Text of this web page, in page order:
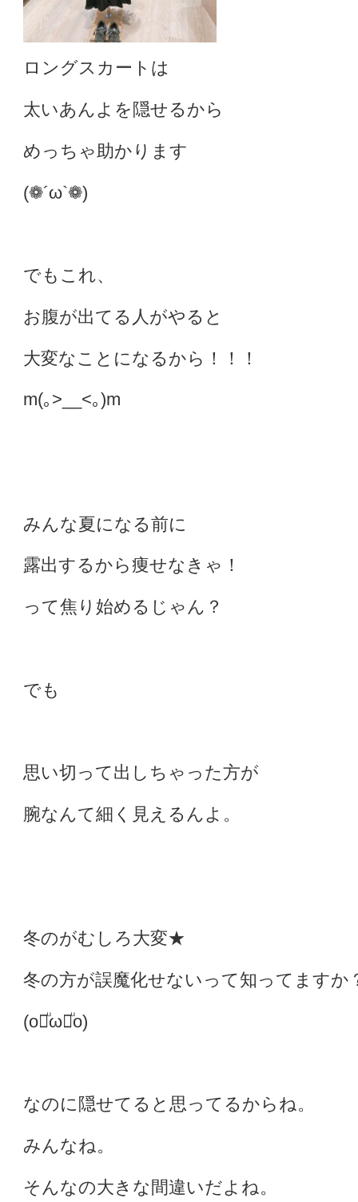
ロングスカートは
太いあんよを隠せるから
めっちゃ助かります
(❁´ω`❁)
でもこれ、
お腹が出てる人がやると
大変なことになるから！！！
m(｡>__<｡)m
みんな夏になる前に
露出するから痩せなきゃ！
って焦り始めるじゃん？
でも
思い切って出しちゃった方が
腕なんて細く見えるんよ。
冬のがむしろ大変★
冬の方が誤魔化せないって知ってますか
(o꒪ͧω꒪ͧo)
なのに隠せてると思ってるからね。
みんなね。
そんなの大きな間違いだよね。